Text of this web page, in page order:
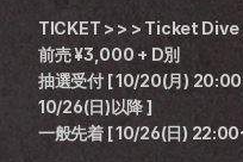
TICKET > > > Ticket Dive
前売 ¥3,000 + D別
抽選受付 [ 10/20(月)
10/26(日)以降 ]
一般先着 [ 10/26(日) 22:00